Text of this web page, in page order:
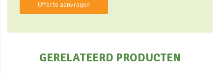
Offerte aanvragen
GERELATEERD PRODUCTEN